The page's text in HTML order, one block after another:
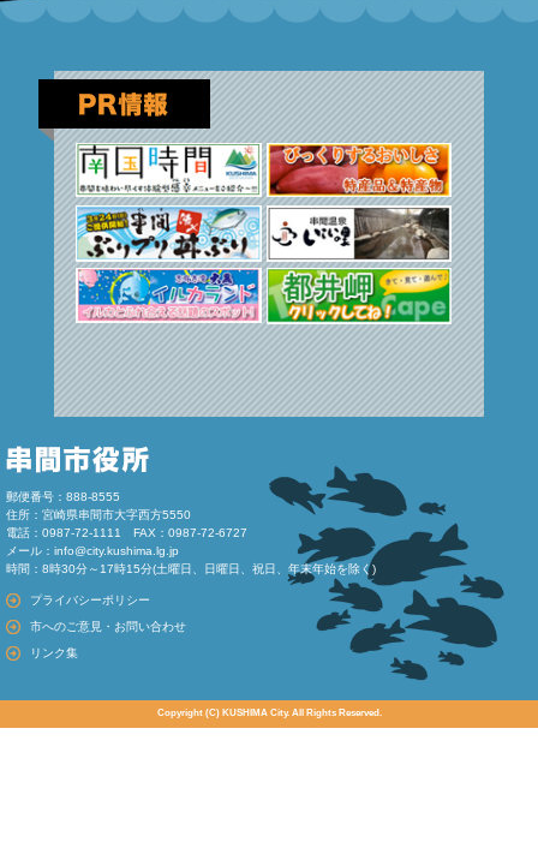
郵便番号：888-8555
住所：宮崎県串間市大字西方5550
電話：0987-72-1111 FAX：0987-72-6727
メール： info@city.kushima.lg.jp
時間：8時30分～17時15分(土曜日、日曜日、祝日、年末年始を除く)
プライバシーポリシー
市へのご意見・お問い合わせ
リンク集
Copyright (C) KUSHIMA City. All Rights Reserved.